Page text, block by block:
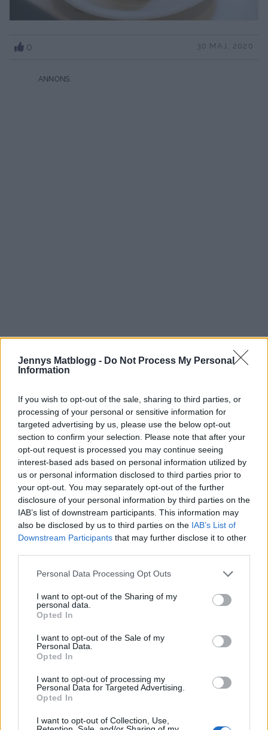
Jennys Matblogg - Do Not Process My Personal
Information
If you wish to opt-out of the sale, sharing to third parties, or
processing of your personal or sensitive information for
targeted advertising by us, please use the below opt-out
section to confirm your selection. Please note that after your
opt-out request is processed you may continue seeing
interest-based ads based on personal information utilized by
us or personal information disclosed to third parties prior to
your opt-out. You may separately opt-out of the further
disclosure of your personal information by third parties on the
IAB’s list of downstream participants. This information may
also be disclosed by us to third parties on the IAB’s List of
Downstream Participants that may further disclose it to other
Personal Data Processing Opt Outs
I want to opt-out of the Sharing of my
personal data.
Opted In
I want to opt-out of the Sale of my
Personal Data.
Opted In
I want to opt-out of processing my
Personal Data for Targeted Advertising.
Opted In
I want to opt-out of Collection, Use,
0 30 MAJ, 2020
Prenumerera Logga in
COMMENTS
äldsta
Martin
6 år sedan
Det där är min favoritbakelse sedan jag var liten men vi